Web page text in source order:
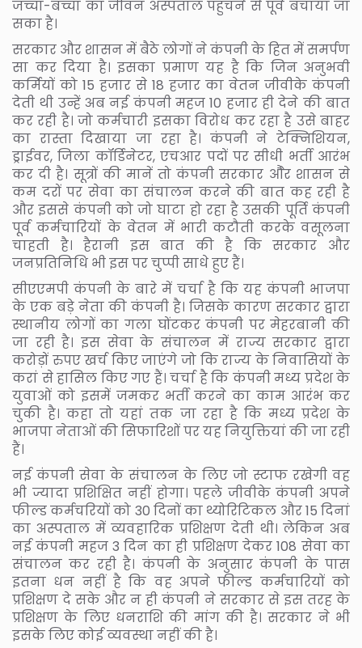
जच्चा-बच्चा का जीवन अस्पताल पहुंचने से पूर्व बचाया जा
सका है।
सरकार और शासन में बैठे लोगों ने कंपनी के हित में समर्पण
सा कर दिया है। इसका प्रमाण यह है कि जिन अनुभवी
कर्मियों को 15 हजार से 18 हजार का वेतन जीवीके कंपनी
देती थी उन्हें अब नई कंपनी महज 10 हजार ही देने की बात
कर रही है। जो कर्मचारी इसका विरोध कर रहा है उसे बाहर
का रास्ता दिखाया जा रहा है। कंपनी ने टेक्निशियन,
ड्राईवर, जिला कॉर्डिनेटर, एचआर पदों पर सीधी भर्ती आरंभ
कर दी है। सूत्रों की मानें तो कंपनी सरकार औेर शासन से
कम दरों पर सेवा का संचालन करने की बात कह रही है
और इससे कंपनी को जो घाटा हो रहा है उसकी पूर्ति कंपनी
पूर्व कर्मचारियों के वेतन में भारी कटौती करके वसूलना
चाहती है। हैरानी इस बात की है कि सरकार और
जनप्रतिनिधि भी इस पर चुप्पी साधे हुए हैं।
सीएएमपी कंपनी के बारे में चर्चा है कि यह कंपनी भाजपा
के एक बड़े नेता की कंपनी है। जिसके कारण सरकार द्वारा
स्थानीय लोगों का गला घोंटकर कंपनी पर मेहरबानी की
जा रही है। इस सेवा के संचालन में राज्य सरकार द्वारा
करोड़ों रुपए खर्च किए जाएंगे जो कि राज्य के निवासियों के
करां से हासिल किए गए हैं। चर्चा है कि कंपनी मध्य प्रदेश के
युवाओं को इसमें जमकर भर्ती करने का काम आरंभ कर
चुकी है। कहा तो यहां तक जा रहा है कि मध्य प्रदेश के
भाजपा नेताओं की सिफारिशों पर यह नियुक्तियां की जा रही
हैं।
नई कंपनी सेवा के संचालन के लिए जो स्टाफ रखेगी वह
भी ज्यादा प्रशिक्षित नहीं होगा। पहले जीवीके कंपनी अपने
फील्ड कर्मचरियों को 30 दिनों का थ्योरिटिकल और 15 दिनां
का अस्पताल में व्यवहारिक प्रशिक्षण देती थी। लेकिन अब
नई कंपनी महज 3 दिन का ही प्रशिक्षण देकर 108 सेवा का
संचालन कर रही है। कंपनी के अनुसार कंपनी के पास
इतना धन नहीं है कि वह अपने फील्ड कर्मचारियों को
प्रशिक्षण दे सके और न ही कंपनी ने सरकार से इस तरह के
प्रशिक्षण के लिए धनराशि की मांग की है। सरकार ने भी
इसके लिए कोई व्यवस्था नहीं की है।